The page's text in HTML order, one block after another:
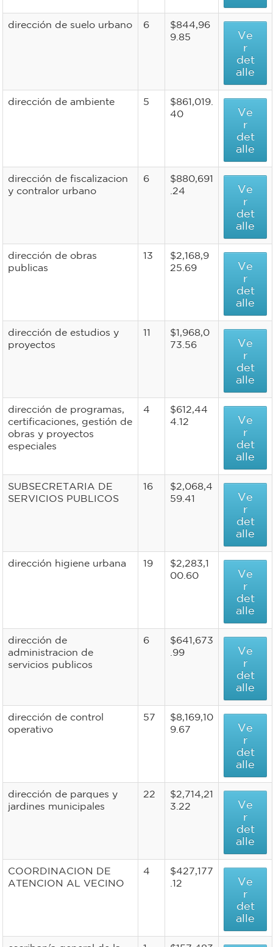
dirección de suelo urbano 6
$844,96
9.85
Ve
r
det
alle
dirección de ambiente 5
$861,019.
40
Ve
r
det
alle
dirección de fiscalizacion
y contralor urbano
6
$880,691
.24
Ve
r
det
alle
dirección de obras
publicas
13
$2,168,9
25.69
Ve
r
det
alle
dirección de estudios y
proyectos
11
$1,968,0
73.56
Ve
r
det
alle
dirección de programas,
certificaciones, gestión de
obras y proyectos
especiales
4
$612,44
4.12
Ve
r
det
alle
SUBSECRETARIA DE
SERVICIOS PUBLICOS
16
$2,068,4
59.41
Ve
r
det
alle
dirección higiene urbana 19
$2,283,1
00.60
Ve
r
det
alle
dirección de
administracion de
servicios publicos
6
$641,673
.99
Ve
r
det
alle
dirección de control
operativo
57
$8,169,10
9.67
Ve
r
det
alle
dirección de parques y
jardines municipales
22
$2,714,21
3.22
Ve
r
det
alle
COORDINACION DE
ATENCION AL VECINO
4
$427,177
.12
Ve
r
det
alle